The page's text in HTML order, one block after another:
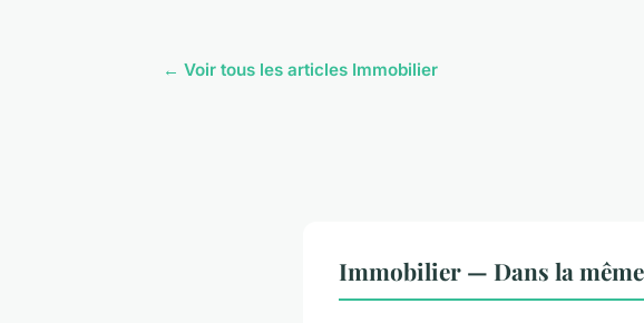
← Voir tous les articles Immobilier
Immobilier — Dans la